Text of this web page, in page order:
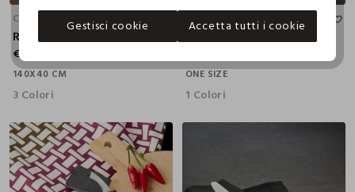
CROFF
Runner effetto lino sfrangiato
€ 10,99
140X40 CM
3 Colori
CROFF
Cucchiaio da frutta in acciaio
ONE SIZE
1 Colori
Gestisci cookie Accetta tutti i cookie